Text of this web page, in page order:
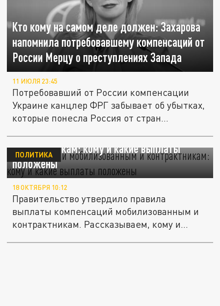
Кто кому на самом деле должен: Захарова
напомнила потребовавшему компенсаций от
России Мерцу о преступлениях Запада
11 ИЮЛЯ 23:45
Потребовавший от России компенсации
Украине канцлер ФРГ забывает об убытках,
которые понесла Россия от стран...
Компенсации мобилизованным и
контрактникам: кому и какие выплаты
положены
ПОЛИТИКА
18 ОКТЯБРЯ 10:12
Правительство утвердило правила
выплаты компенсаций мобилизованным и
контрактникам. Рассказываем, кому и